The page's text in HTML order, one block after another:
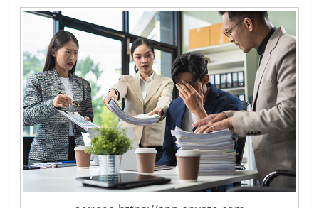
ลงทุน
น้อย
คืน
ทุน
ไว,